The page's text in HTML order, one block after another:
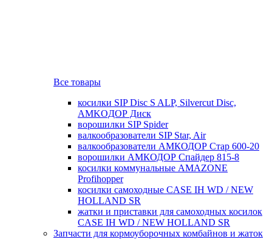
Все товары
косилки SIP Disc S ALP, Silvercut Disc,
AMKOДОР Диск
ворошилки SIP Spider
валкообразователи SIP Star, Air
валкообразователи АМКОДОР Стар 600-20
ворошилки АМКОДОР Спайдер 815-8
косилки коммунальные AMAZONE
Profihopper
косилки самоходные CASE IH WD / NEW
HOLLAND SR
жатки и приставки для самоходных косилок
CASE IH WD / NEW HOLLAND SR
Запчасти для кормоуборочных комбайнов и жаток